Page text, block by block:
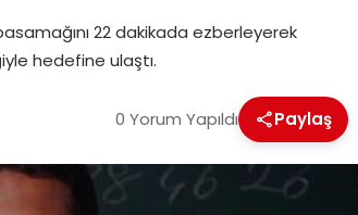
22 dakikada ezberleyerek
hedefine ulaştı.
0 Yorum Yapıldı Paylaş